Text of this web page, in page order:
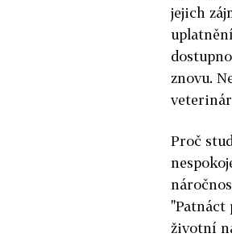
jejich
znovu.
Proč
"Patnáct
životní